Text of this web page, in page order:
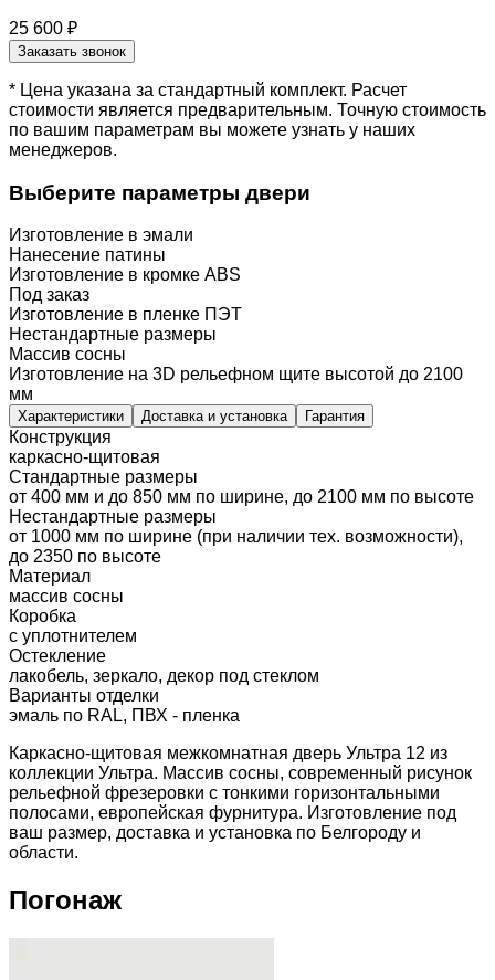
25 600 ₽
Заказать звонок
* Цена указана за стандартный комплект. Расчет
стоимости является предварительным. Точную стоимость
по вашим параметрам вы можете узнать у наших
менеджеров.
Выберите параметры двери
Изготовление в эмали
Нанесение патины
Изготовление в кромке ABS
Под заказ
Изготовление в пленке ПЭТ
Нестандартные размеры
Массив сосны
Изготовление на 3D рельефном щите высотой до 2100
мм
Характеристики Доставка и установка Гарантия
Конструкция
каркасно-щитовая
Стандартные размеры
от 400 мм и до 850 мм по ширине, до 2100 мм по высоте
Нестандартные размеры
от 1000 мм по ширине (при наличии тех. возможности),
до 2350 по высоте
Материал
массив сосны
Коробка
с уплотнителем
Остекление
лакобель, зеркало, декор под стеклом
Варианты отделки
эмаль по RAL, ПВХ - пленка
Каркасно-щитовая межкомнатная дверь Ультра 12 из
коллекции Ультра. Массив сосны, современный рисунок
рельефной фрезеровки с тонкими горизонтальными
полосами, европейская фурнитура. Изготовление под
ваш размер, доставка и установка по Белгороду и
области.
Погонаж